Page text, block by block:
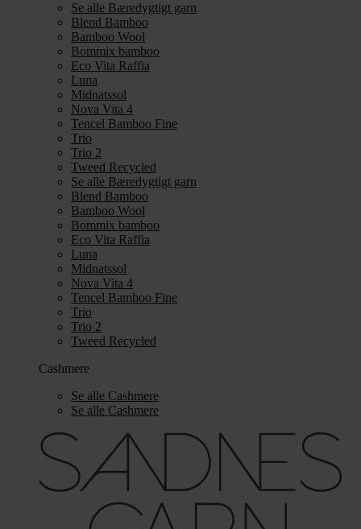
Se alle Bæredygtigt garn
Blend Bamboo
Bamboo Wool
Bommix bamboo
Eco Vita Raffia
Luna
Midnatssol
Nova Vita 4
Tencel Bamboo Fine
Trio
Trio 2
Tweed Recycled
Se alle Bæredygtigt garn
Blend Bamboo
Bamboo Wool
Bommix bamboo
Eco Vita Raffia
Luna
Midnatssol
Nova Vita 4
Tencel Bamboo Fine
Trio
Trio 2
Tweed Recycled
Cashmere
Se alle Cashmere
Se alle Cashmere